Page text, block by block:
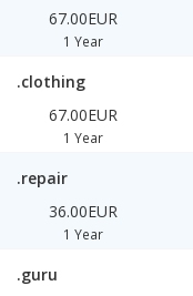
67.00EUR
1 Year
.clothing
67.00EUR
1 Year
.repair
36.00EUR
1 Year
.guru